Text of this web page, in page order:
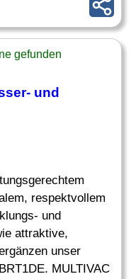
gefunden
und
respektvollem
und
attraktive,
unser
MULTIVAC